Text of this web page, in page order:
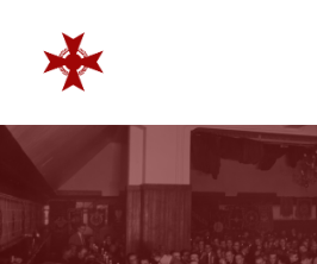
SOCIËTEIT
LEDEN